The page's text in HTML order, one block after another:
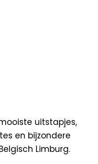
uitstapjes,
en bijzondere
Limburg.